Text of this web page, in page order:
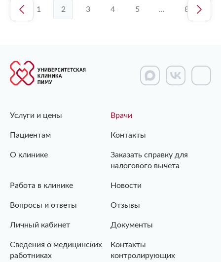
1 2 3 4 5 ... 8
Услуги и цены Врачи
Пациентам Контакты
О клинике
Заказать справку для
налогового вычета
Работа в клинике Новости
Вопросы и ответы Отзывы
Личный кабинет Документы
Сведения о медицинских
работниках
Контакты
контролирующих